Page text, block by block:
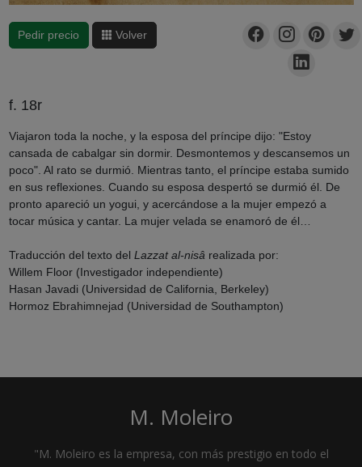
Pedir precio Volver
f. 18r
Viajaron toda la noche, y la esposa del príncipe dijo: "Estoy
cansada de cabalgar sin dormir. Desmontemos y descansemos un
poco". Al rato se durmió. Mientras tanto, el príncipe estaba sumido
en sus reflexiones. Cuando su esposa despertó se durmió él. De
pronto apareció un yogui, y acercándose a la mujer empezó a
tocar música y cantar. La mujer velada se enamoró de él…
Traducción del texto del Lazzat al-nisâ realizada por:
Willem Floor (Investigador independiente)
Hasan Javadi (Universidad de California, Berkeley)
Hormoz Ebrahimnejad (Universidad de Southampton)
M. Moleiro
"M. Moleiro es la empresa, con más prestigio en todo el